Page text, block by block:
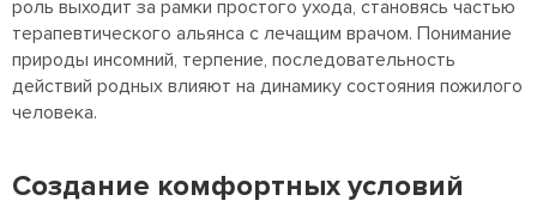
роль выходит за рамки простого ухода, становясь частью
терапевтического альянса с лечащим врачом. Понимание
природы инсомний, терпение, последовательность
действий родных влияют на динамику состояния пожилого
человека.
Создание комфортных условий